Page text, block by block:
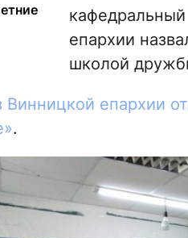
епархии
школой
Винницкой епархии
.